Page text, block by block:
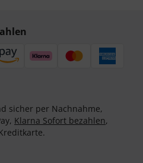
sicher per Nachnahme,
Klarna Sofort bezahlen,